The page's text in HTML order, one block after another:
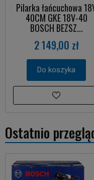
Pilarka łańcuchowa
40CM GKE 18V-40
BOSCH BEZSZ...
2 149,00 zł
Do koszyka
Ostatnio